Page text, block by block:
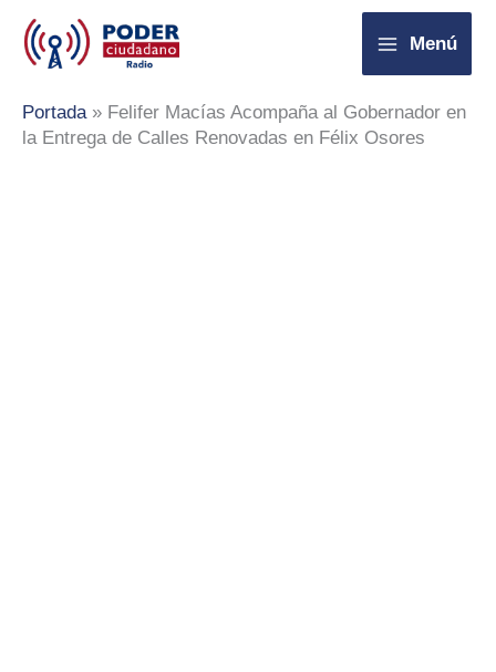
contenido
Menú
Portada» Felifer Macías Acompaña al Gobernador en
la Entrega de Calles Renovadas en Félix Osores